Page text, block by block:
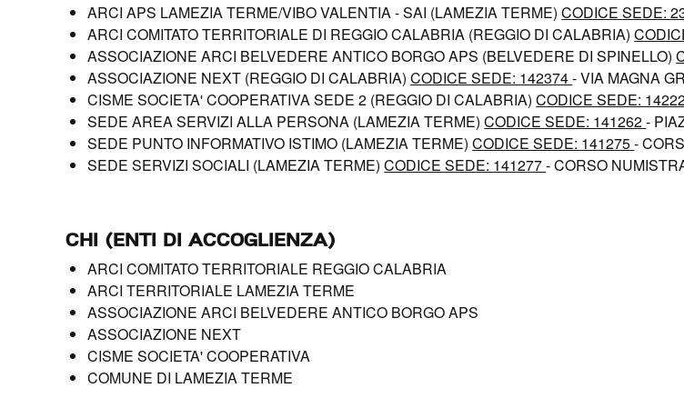
CHI (ENTI DI ACCOGLIENZA)
ARCI COMITATO TERRITORIALE REGGIO CALABRIA
ARCI TERRITORIALE LAMEZIA TERME
ASSOCIAZIONE ARCI BELVEDERE ANTICO BORGO APS
ASSOCIAZIONE NEXT
CISME SOCIETA' COOPERATIVA
COMUNE DI LAMEZIA TERME
ARCI APS LAMEZIA TERME/VIBO VALENTIA - SAI (LAMEZIA TERME)CODICE SEDE:
ARCI COMITATO TERRITORIALE DI REGGIO CALABRIA (REGGIO DI CALABRIA)
ASSOCIAZIONE ARCI BELVEDERE ANTICO BORGO APS (BELVEDERE DI SPINELLO)
ASSOCIAZIONE NEXT (REGGIO DI CALABRIA)CODICE SEDE: 142374- VIA MAGNA
CISME SOCIETA' COOPERATIVA SEDE 2 (REGGIO DI CALABRIA)CODICE SEDE:
SEDE AREA SERVIZI ALLA PERSONA (LAMEZIA TERME)CODICE SEDE: 141262-
SEDE PUNTO INFORMATIVO ISTIMO (LAMEZIA TERME)CODICE SEDE: 141275-
SEDE SERVIZI SOCIALI (LAMEZIA TERME)CODICE SEDE: 141277- CORSO